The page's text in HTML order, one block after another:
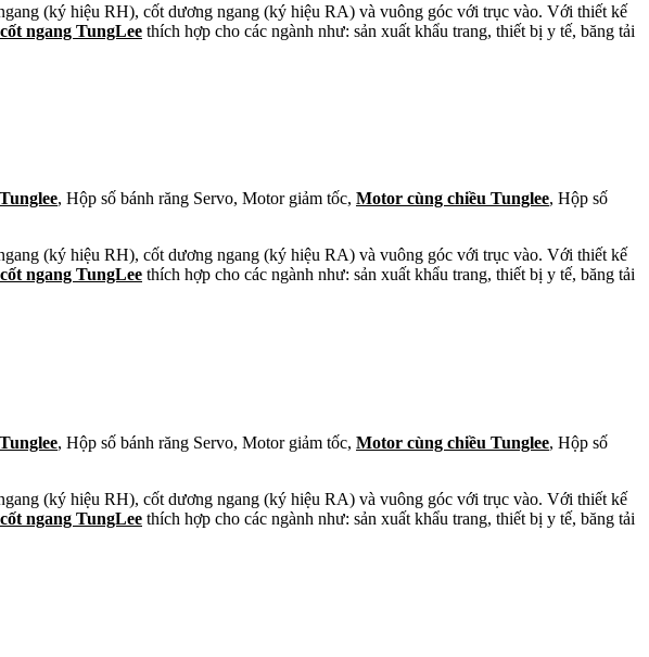
(ký hiệu RH), cốt dương ngang (ký hiệu RA) và vuông góc với trục vào. Với thiết kế
ngang TungLee thích hợp cho các ngành như: sản xuất khẩu trang, thiết bị y tế, băng tải
, Hộp số bánh răng Servo, Motor giảm tốc, Motor cùng chiều Tunglee, Hộp số
(ký hiệu RH), cốt dương ngang (ký hiệu RA) và vuông góc với trục vào. Với thiết kế
ngang TungLee thích hợp cho các ngành như: sản xuất khẩu trang, thiết bị y tế, băng tải
, Hộp số bánh răng Servo, Motor giảm tốc, Motor cùng chiều Tunglee, Hộp số
(ký hiệu RH), cốt dương ngang (ký hiệu RA) và vuông góc với trục vào. Với thiết kế
ngang TungLee thích hợp cho các ngành như: sản xuất khẩu trang, thiết bị y tế, băng tải